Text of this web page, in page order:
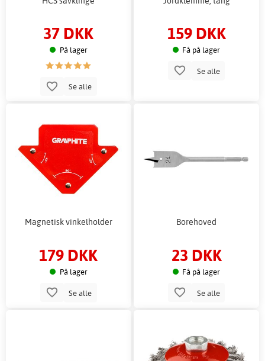
37 DKK
På lager
Se alle
159 DKK
Få på lager
Se alle
Magnetisk vinkelholder
179 DKK
På lager
Se alle
Borehoved
23 DKK
Få på lager
Se alle